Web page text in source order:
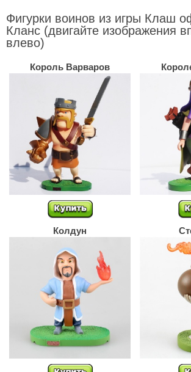
Фигурки воинов из игры Клаш
Кланс (двигайте изображения
влево)
Король Варваров
Колдун